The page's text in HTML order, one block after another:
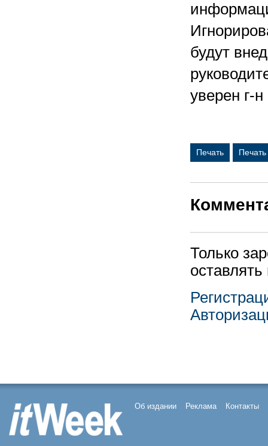
будут
уверен г-
Печать
Только
Об издании Реклама Контакты